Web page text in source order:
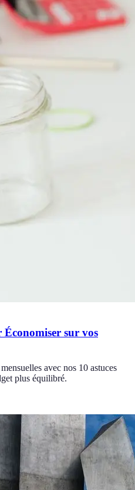
Économiser sur vos
avec nos 10 astuces
plus équilibré.